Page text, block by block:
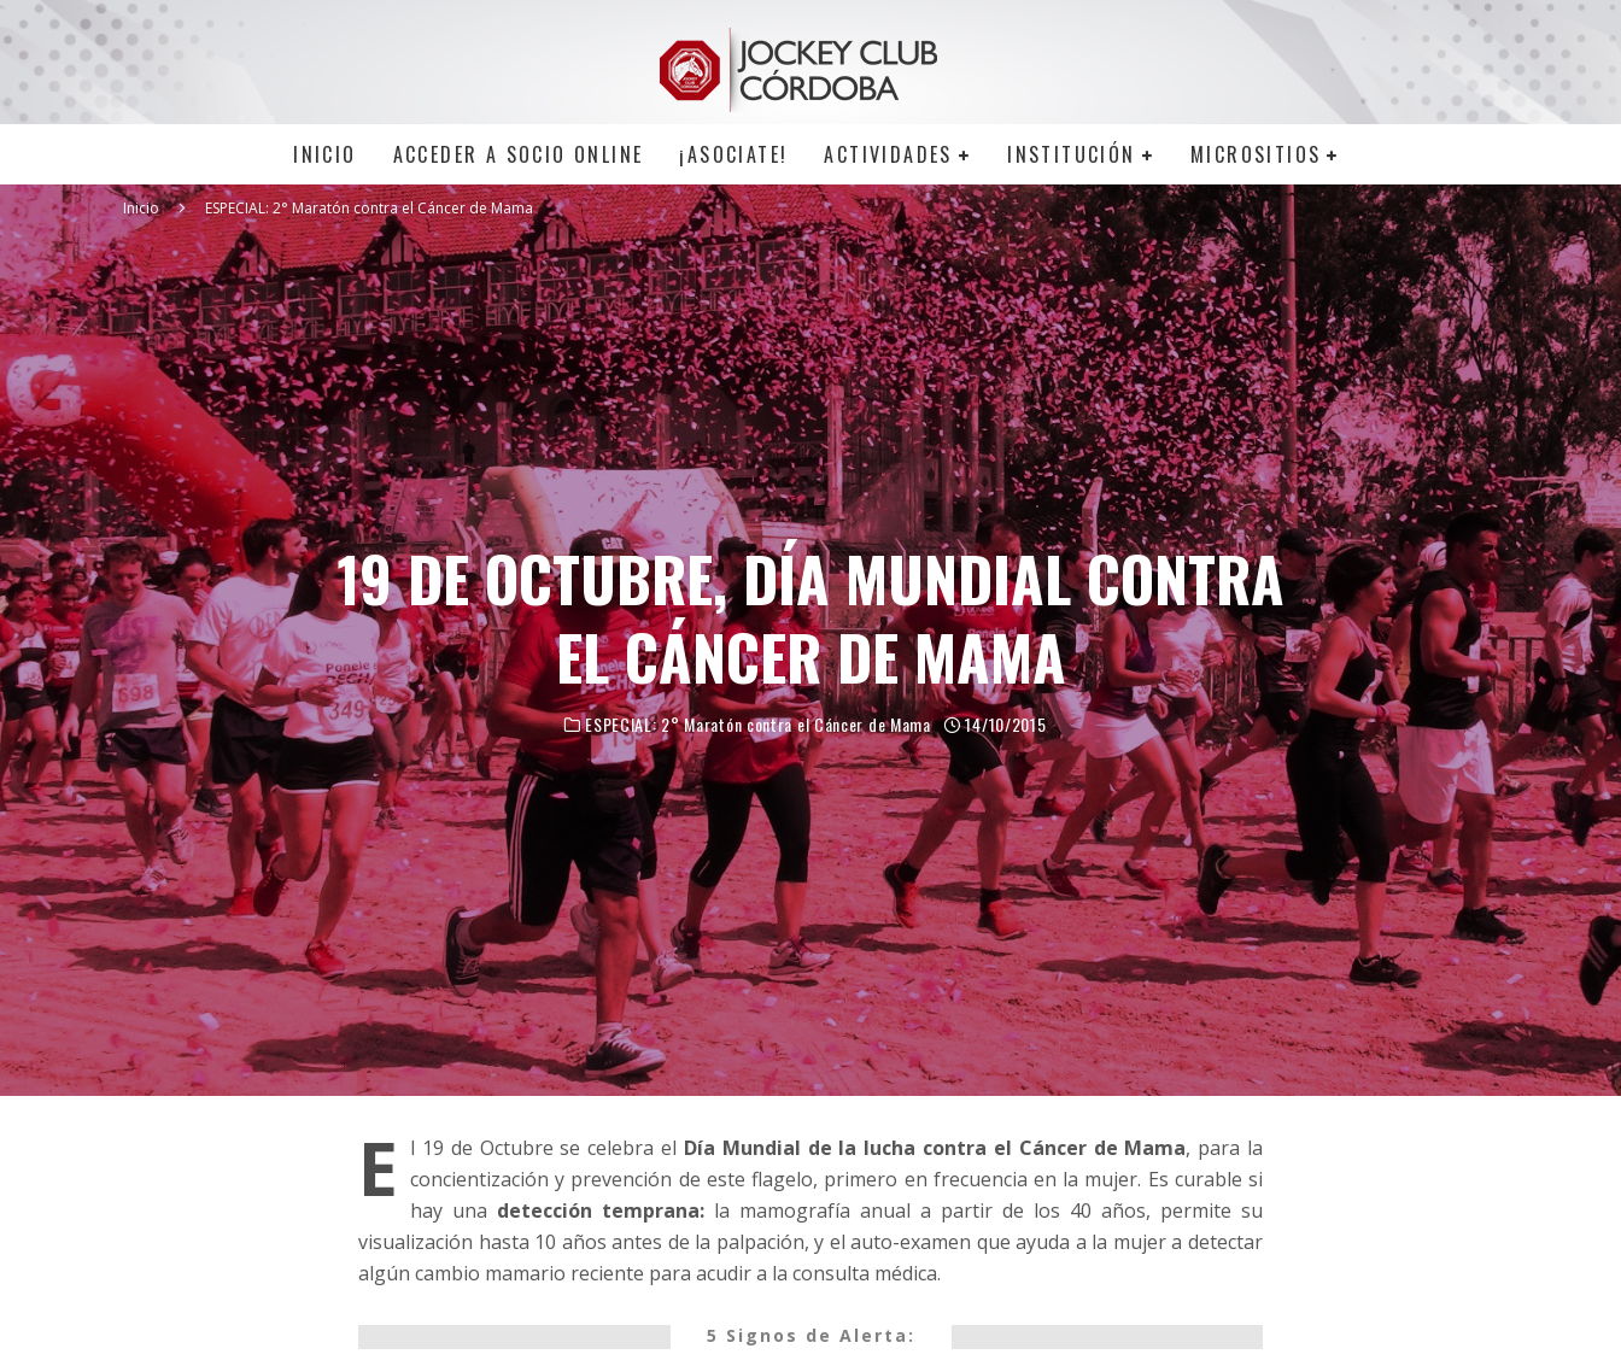
INICIO ACCEDER A SOCIO ONLINE ¡ASOCIATE! ACTIVIDADES INSTITUCIÓN MICROSITIOS
Inicio ESPECIAL: 2° Maratón contra el Cáncer de Mama
19 DE OCTUBRE, DÍA MUNDIAL CONTRA
EL CÁNCER DE MAMA
ESPECIAL: 2° Maratón contra el Cáncer de Mama 14/10/2015
E l 19 de Octubre se celebra el Día Mundial de la lucha contra el Cáncer de Mama, para la
concientización y prevención de este flagelo, primero en frecuencia en la mujer. Es curable si
hay una detección temprana: la mamografía anual a partir de los 40 años, permite su
visualización hasta 10 años antes de la palpación, y el auto-examen que ayuda a la mujer a detectar
algún cambio mamario reciente para acudir a la consulta médica.
5 Signos de Alerta: